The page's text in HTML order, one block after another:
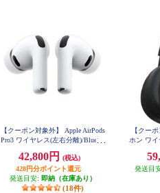
【クーポン対象外】 Apple AirPods
Pro3 ワイヤレス(左右分離)/Bluetoo
グ/ホワイト MFHP4J-A
42,800円
(税込)
428円分ポイント還元
発送目安: 即納（在庫あり）
(18件)
【クー
ホン ワ
ooth/ハ
イク対応
発送目